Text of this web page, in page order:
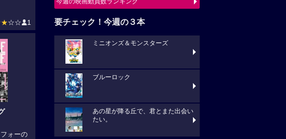
☆☆ 1
ォーの
要チェック！今週の３本
ミニオンズ＆モンスターズ
ブルーロック
あの星が降る丘で、君とまた出会い
たい。